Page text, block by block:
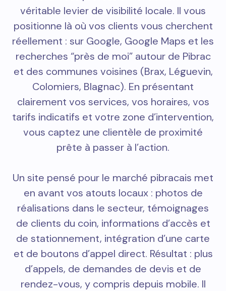
véritable levier de visibilité locale. Il vous
positionne là où vos clients vous cherchent
réellement : sur Google, Google Maps et les
recherches “près de moi” autour de Pibrac
et des communes voisines (Brax, Léguevin,
Colomiers, Blagnac). En présentant
clairement vos services, vos horaires, vos
tarifs indicatifs et votre zone d’intervention,
vous captez une clientèle de proximité
prête à passer à l’action.
Un site pensé pour le marché pibracais met
en avant vos atouts locaux : photos de
réalisations dans le secteur, témoignages
de clients du coin, informations d’accès et
de stationnement, intégration d’une carte
et de boutons d’appel direct. Résultat : plus
d’appels, de demandes de devis et de
rendez-vous, y compris depuis mobile. Il